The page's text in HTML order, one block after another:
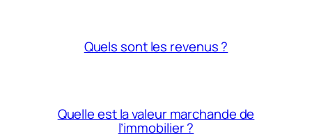
Quels sont les revenus ?
Quelle est la valeur marchande de
l’immobilier ?